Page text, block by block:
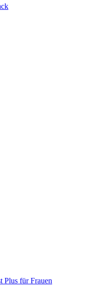
Plus für Frauen